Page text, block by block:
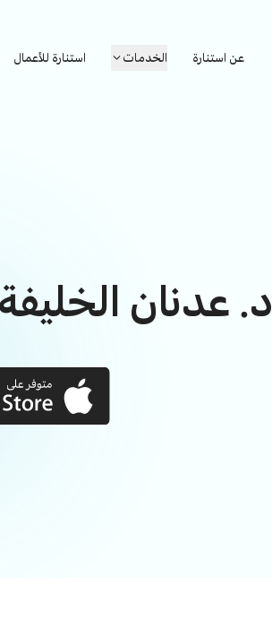
عن استنارة الخدمات استنارة للأعمال
د. عدنان